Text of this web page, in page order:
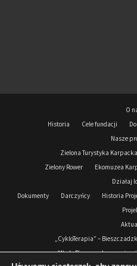
O
Historia
Cele fundacji
Nasze
Zielona Turystyka Karpacka
Zielony Rower
Ekomuzea
Działaj
Dokumenty
Darczyńcy Historia
„CykloTerapia” –
Młode Bieszczady przeciw